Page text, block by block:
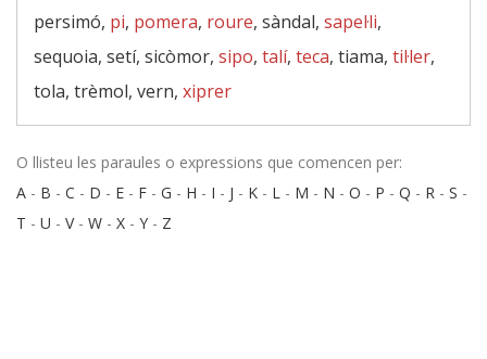
persimó, pi, pomera, roure, sàndal, sapel·li,
sequoia, setí, sicòmor, sipo, talí, teca, tiama, til·ler,
tola, trèmol, vern, xiprer
O llisteu les paraules o expressions que comencen per:
A - B - C - D - E - F - G - H - I - J - K - L - M - N - O - P - Q - R - S -
T - U - V- W - X - Y - Z